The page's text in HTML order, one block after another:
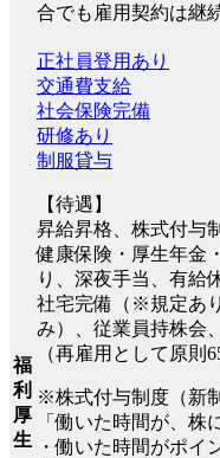
合でも雇用契約は継
福
利
厚
生
正社員登用あり
交通費支給
社会保険完備
研修あり
制服貸与
【待遇】
昇給昇格、株式付与
健康保険・厚生年金
り、深夜手当、有給
社宅完備（※規定あ
み）、従業員持株会
（再雇用として原則
※株式付与制度（新
「働いた時間が、株
・働いた時間がポイ